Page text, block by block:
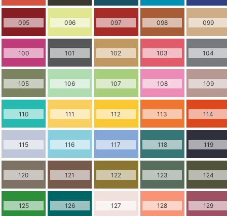
095 096 097 098 099
100 101 102 103 104
105 106 107 108 109
110 111 112 113 114
115 116 117 118 119
120 121 122 123 124
125 126 127 128 129